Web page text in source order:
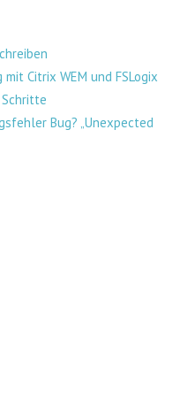
Citrix WEM und FSLogix
Bug? „Unexpected